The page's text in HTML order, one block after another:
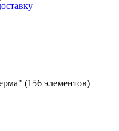
(156 элементов)